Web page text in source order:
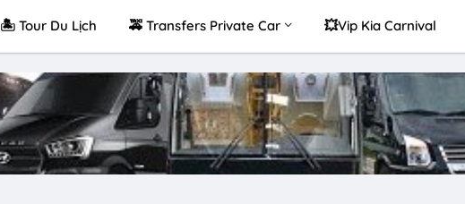
🏝 Tour Du Lịch 🚕 Transfers Private Car 💥Vip Kia Carnival